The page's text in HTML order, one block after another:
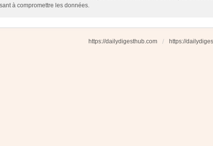
à compromettre les données.
https://dailydigesthub.com https://